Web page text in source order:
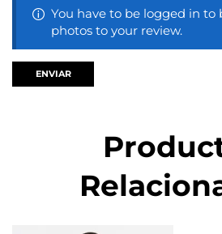
You have to be logged in to
photos to your review.